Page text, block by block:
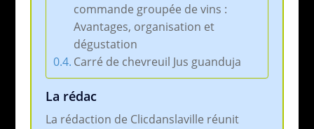
commande groupée de vins :
Avantages, organisation et
dégustation
Carré de chevreuil Jus guanduja
La rédac
La rédaction de Clicdanslaville réunit